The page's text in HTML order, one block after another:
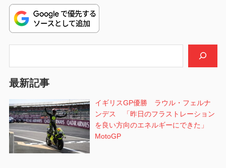
ビ
ゲ
ー
シ
ョ
ン
稿:
最新記事
イギリスGP優勝 ラウル・フェルナ
ンデス 「昨日のフラストレーション
を良い方向のエネルギーにできた」
MotoGP